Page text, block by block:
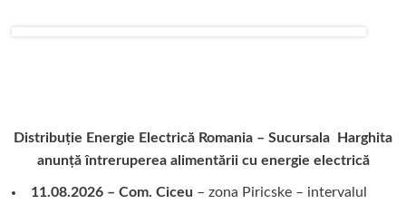
Distribuție Energie Electrică Romania – Sucursala Harghita
anunță întreruperea alimentării cu energie electrică
11.08.2026 – Com. Ciceu – zona Piricske – intervalul